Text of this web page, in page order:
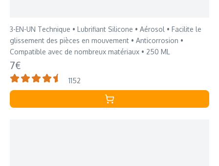
3-EN-UN Technique • Lubrifiant Silicone • Aérosol • Facilite le
glissement des pièces en mouvement • Anticorrosion •
Compatible avec de nombreux matériaux • 250 ML
7€
1152